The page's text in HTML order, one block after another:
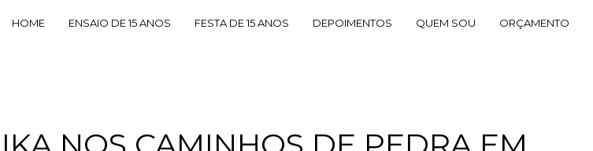
HOME ENSAIO DE 15 ANOS FESTA DE 15 ANOS DEPOIMENTOS QUEM SOU ORÇAMENTO